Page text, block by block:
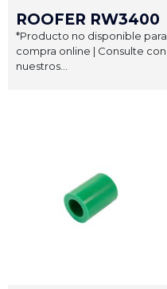
ROOFER RW3400
*Producto no disponible para
compra online | Consulte con
nuestros...